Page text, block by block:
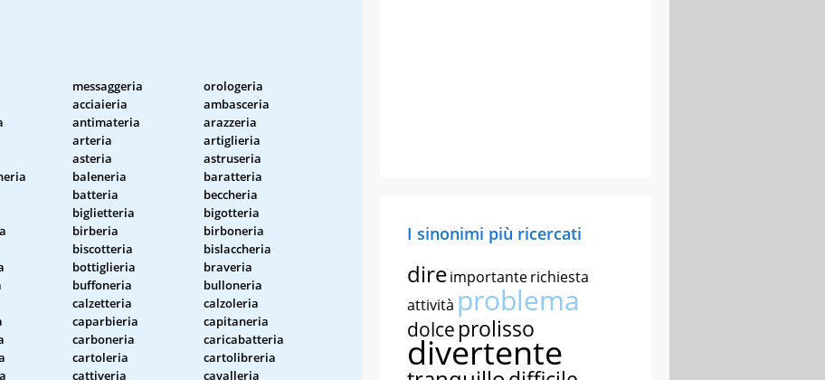
messaggeria
orologeria
acciaieria
ambasceria
antimateria
arazzeria
arteria
artiglieria
asteria
astruseria
baleneria
baratteria
batteria
beccheria
biglietteria
bigotteria
birberia
birboneria
biscotteria
bislaccheria
bottiglieria
braveria
buffoneria
bulloneria
calzetteria
calzoleria
caparbieria
capitaneria
carboneria
caricabatteria
cartoleria
cartolibreria
cattiveria
cavalleria
I sinonimi più ricercati
direimportanterichiesta
attività problema
dolce prolisso
divertente